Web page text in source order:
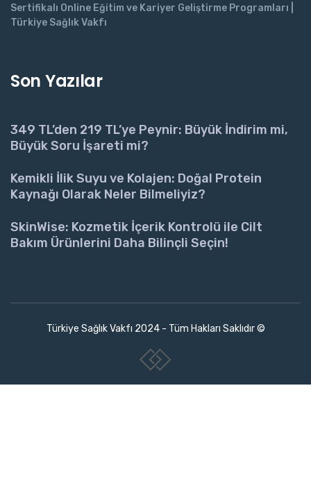
Sertifikalı Online Eğitim ve Kariyer Geliştirme Programları |
Türkiye Sağlık Vakfı
Son Yazılar
349 TL’den 219 TL’ye Peynir: Büyük İndirim mi,
Büyük Soru İşareti mi?
Kemikli İlik Suyu ve Kolajen: Doğal Protein
Kaynağı Olarak Neler Bilmeliyiz?
SkinWise: Kozmetik İçerik Kontrolü ile Cilt
Bakım Ürünlerini Daha Bilinçli Seçin!
Türkiye Sağlık Vakfı 2024 - Tüm Hakları Saklıdır ©
www.collectivepeople.com.tr